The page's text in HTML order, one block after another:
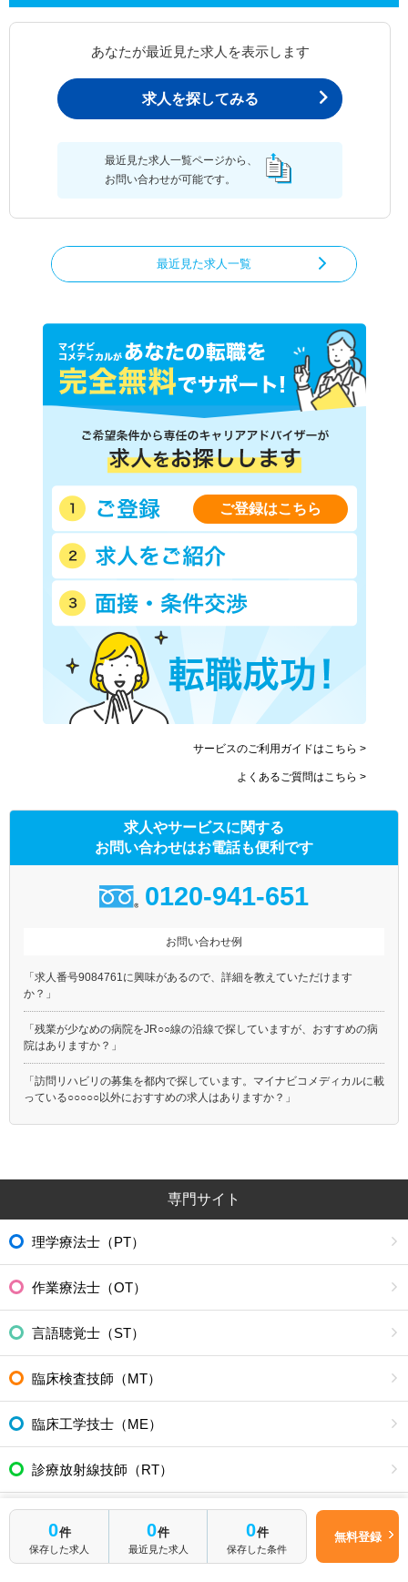
あなたが最近見た求人を表示します
求人を探してみる
最近見た求人一覧ページから、
お問い合わせが可能です。
最近見た求人一覧
0件
保存した求人
0件
最近見た求人
0件
保存した条件
無料登録
ご登録はこちら
サービスのご利用ガイドはこちら >
よくあるご質問はこちら >
求人やサービスに関する
お問い合わせはお電話も便利です
0120-941-651
お問い合わせ例
「求人番号9084761に興味があるので、詳細を教えていただけます
か？」
「残業が少なめの病院をJR○○線の沿線で探していますが、おすすめの病
院はありますか？」
「訪問リハビリの募集を都内で探しています。マイナビコメディカルに載
っている○○○○○以外におすすめの求人はありますか？」
専門サイト
理学療法士（PT）
作業療法士（OT）
言語聴覚士（ST）
臨床検査技師（MT）
臨床工学技士（ME）
診療放射線技師（RT）
管理栄養士/栄養士（NRD）
その他・医療介護職
無料転職サポートに申し込む
はじめて転職